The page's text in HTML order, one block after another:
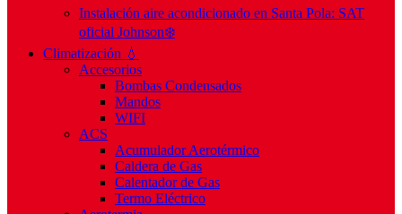
Instalación aire acondicionado en Santa Pola: SAT
oficial Johnson❄️
Climatización 💧
Accesorios
Bombas Condensados
Mandos
WIFI
ACS
Acumulador Aerotérmico
Caldera de Gas
Calentador de Gas
Termo Eléctrico